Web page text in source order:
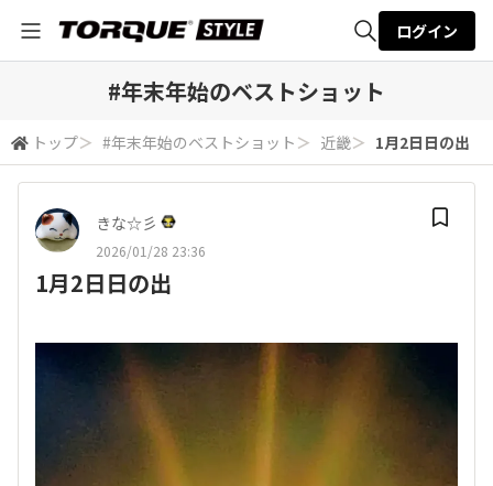
検索
ログイン
#年末年始のベストショット
トップ＞ #年末年始のベストショット ＞ 近畿＞ 1月2日日の出
きな☆彡
2026/01/28 23:36
1月2日日の出